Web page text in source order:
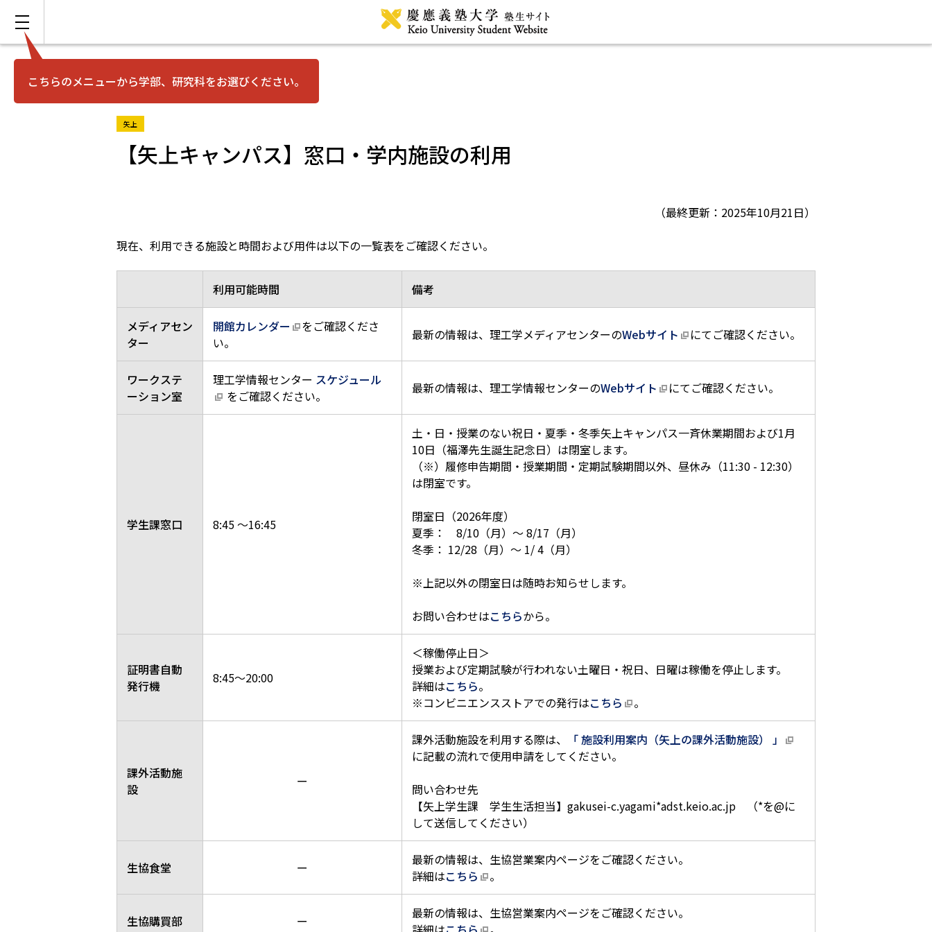
こちらのメニューから学部、研究科をお選びください。
矢上
【矢上キャンパス】窓口・学内施設の利用
（最終更新：2025年10月21日）
現在、利用できる施設と時間および用件は以下の一覧表をご確認ください。
利用可能時間 備考
メディアセン
ター
開館カレンダー
をご確認くださ
い。
最新の情報は、理工学メディアセンターのWebサイト にてご確認ください。
ワークステ
ーション室
理工学情報センター スケジュール
をご確認ください。
最新の情報は、理工学情報センターのWebサイト にてご確認ください。
学生課窓口 8:45 ～16:45
土・日・授業のない祝日・夏季・冬季矢上キャンパス一斉休業期間および1月
10日（福澤先生誕生記念日）は閉室します。
（※）履修申告期間・授業期間・定期試験期間以外、昼休み（11:30 - 12:30）
は閉室です。
閉室日（2026年度）
夏季： 8/10（月）～ 8/17（月）
冬季： 12/28（月）～ 1/ 4（月）
※上記以外の閉室日は随時お知らせします。
お問い合わせはこちらから。
証明書自動
発行機
8:45～20:00
＜稼働停止日＞
授業および定期試験が行われない土曜日・祝日、日曜は稼働を停止します。
詳細はこちら。
※コンビニエンスストアでの発行はこちら 。
課外活動施
設
ー
課外活動施設を利用する際は、
「 施設利用案内（矢上の課外活動施設） 」
に記載の流れで使用申請をしてください。
問い合わせ先
【矢上学生課 学生生活担当】gakusei-c.yagami*adst.keio.ac.jp （*を@に
して送信してください）
生協食堂 ー
最新の情報は、生協営業案内ページをご確認ください。
詳細はこちら 。
生協購買部 ー
最新の情報は、生協営業案内ページをご確認ください。